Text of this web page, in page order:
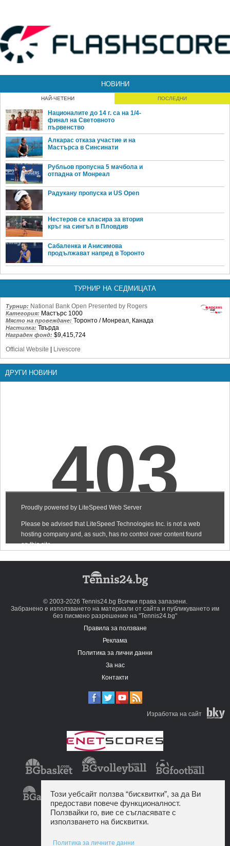
НОВИНИ
НАЙ-ЧЕТЕНИ ПОСЛЕДНИ
Националите до 14 г. са на 1/4-
финал на Световното
първенство
Алкарас отказа участие и на
Мастърса в Синсинати
Рубльов пропусна 5 мачбола и
отпадна от Монреал
Радукану пропуска и US Open
Нестеров се класира за втория
кръг на сингъл в Пловдив
Сабаленка и Анисимова
продължават напред в Торонто
ТУРНИР НА СЕДМИЦАТА
Турнир: National Bank Open Presented by Rogers
Категория: Мастърс 1000
Място на провеждане: Торонто / Монреал, Канада
Настилка: Твърда
Награден фонд: $9,415,724
Official Website
Livescore
ДРУГИ НОВИНИ
© 2003-2026 Tennis24.bg Всички права запазени.
Забранено е използването на материали от сайта и публикуването им
без писмено разрешение на "Tennis24.bg"
Правила за ползване
Реклама
Политика за лични данни
За нас
Контакти
Изработка на сайт
Този уебсайт ползва “бисквитки”, за да Ви
предостави повече функционалност.
Ползвайки го, вие се съгласявате с
използването на бисквитки.
Политика за личните данни